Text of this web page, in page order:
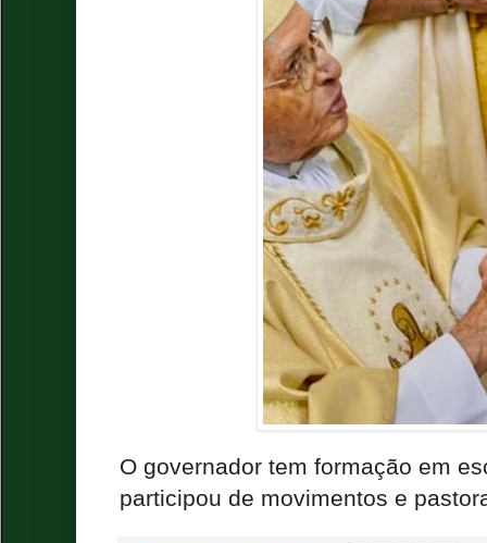
O governador tem formação em
participou de movimentos e